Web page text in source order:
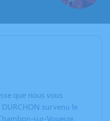
que nous vous
survenu le
sur-Voueize.